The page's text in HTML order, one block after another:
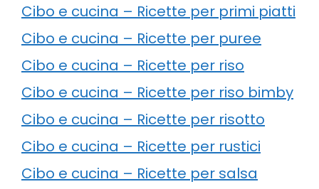
Cibo e cucina – Ricette per primi piatti
Cibo e cucina – Ricette per puree
Cibo e cucina – Ricette per riso
Cibo e cucina – Ricette per riso bimby
Cibo e cucina – Ricette per risotto
Cibo e cucina – Ricette per rustici
Cibo e cucina – Ricette per salsa